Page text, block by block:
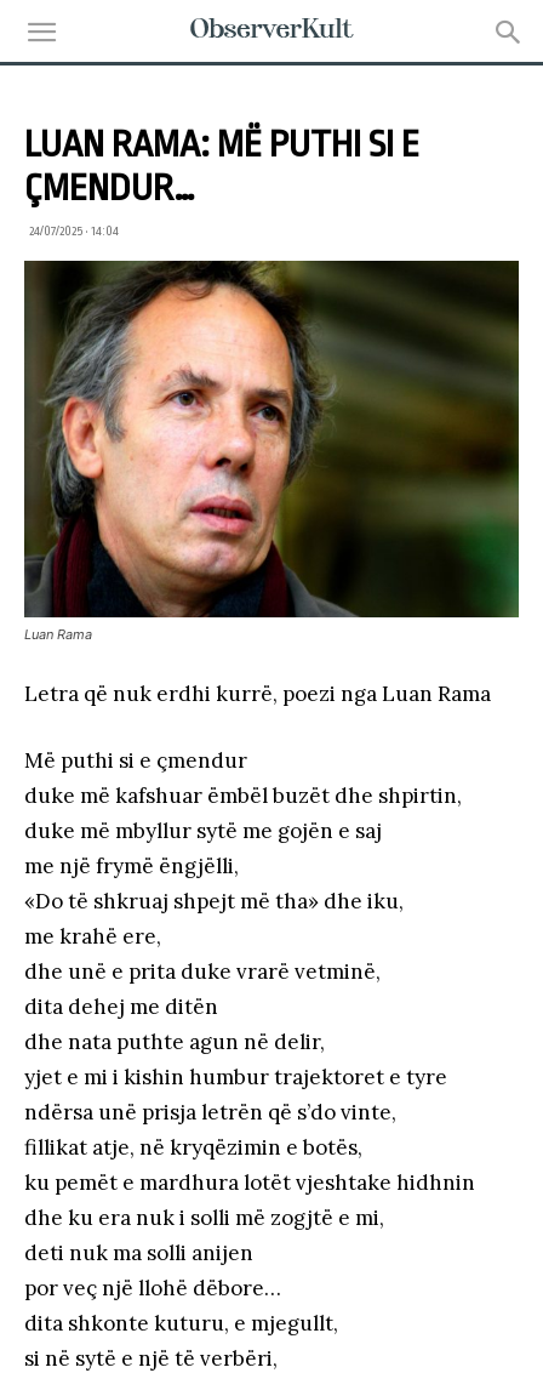
LUAN RAMA: MË PUTHI SI E
ÇMENDUR…
24/07/2025 • 14:04
Luan Rama
Letra që nuk erdhi kurrë, poezi nga Luan Rama
Më puthi si e çmendur
duke më kafshuar ëmbël buzët dhe shpirtin,
duke më mbyllur sytë me gojën e saj
me një frymë ëngjëlli,
«Do të shkruaj shpejt më tha» dhe iku,
me krahë ere,
dhe unë e prita duke vrarë vetminë,
dita dehej me ditën
dhe nata puthte agun në delir,
yjet e mi i kishin humbur trajektoret e tyre
ndërsa unë prisja letrën që s’do vinte,
fillikat atje, në kryqëzimin e botës,
ku pemët e mardhura lotët vjeshtake hidhnin
dhe ku era nuk i solli më zogjtë e mi,
deti nuk ma solli anijen
por veç një llohë dëbore…
dita shkonte kuturu, e mjegullt,
si në sytë e një të verbëri,